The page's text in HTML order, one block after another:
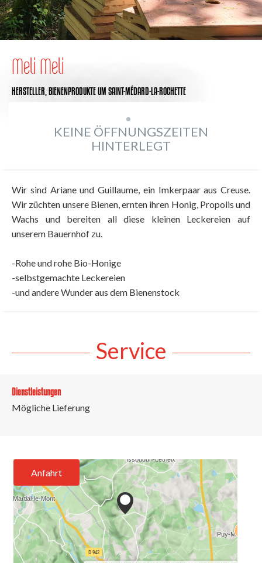
Meli Meli
HERSTELLER,BIENENPRODUKTEUM SAINT-MÉDARD-LA-ROCHETTE
KEINE ÖFFNUNGSZEITEN
HINTERLEGT
Wir sind Ariane und Guillaume, ein Imkerpaar aus Creuse.
Wir züchten unsere Bienen, ernten ihren Honig, Propolis und
Wachs und bereiten all diese kleinen Leckereien auf
unserem Bauernhof zu.
-Rohe und rohe Bio-Honige
-selbstgemachte Leckereien
-und andere Wunder aus dem Bienenstock
Service
Dienstleistungen
Mögliche Lieferung
Anfahrt